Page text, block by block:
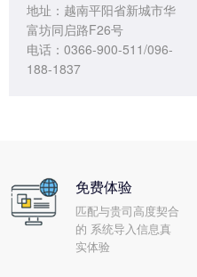
地址：越南平阳省新城市华
富坊同启路F26号
电话：0366-900-511/096-
188-1837
免费体验
匹配与贵司高度契合
的 系统导入信息真
实体验